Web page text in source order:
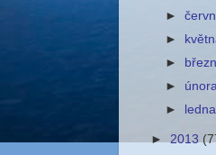
►
►
►
►
►
► 2013